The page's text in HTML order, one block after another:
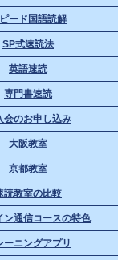
ード国語読解
SP式速読法
英語速読
専門書速読
会のお申し込み
大阪教室
京都教室
読教室の比較
ン通信コースの特色
ーニングアプリ